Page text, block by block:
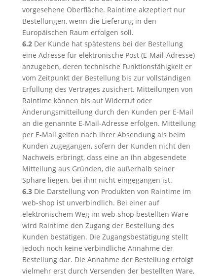
vorgesehene Oberfläche. Raintime akzeptiert nur
Bestellungen, wenn die Lieferung in den
Europäischen Raum erfolgen soll.
6.2Der Kunde hat spätestens bei der Bestellung
eine Adresse für elektronische Post (E-Mail-Adresse)
anzugeben, deren technische Funktionsfähigkeit er
vom Zeitpunkt der Bestellung bis zur vollständigen
Erfüllung des Vertrages zusichert. Mitteilungen von
Raintime können bis auf Widerruf oder
Änderungsmitteilung durch den Kunden per E-Mail
an die genannte E-Mail-Adresse erfolgen. Mitteilung
per E-Mail gelten nach ihrer Absendung als beim
Kunden zugegangen, sofern der Kunden nicht den
Nachweis erbringt, dass eine an ihn abgesendete
Mitteilung aus Gründen, die außerhalb seiner
Sphäre liegen, bei ihm nicht eingegangen ist.
6.3Die Darstellung von Produkten von Raintime im
web-shop ist unverbindlich. Bei einer auf
elektronischem Weg im web-shop bestellten Ware
wird Raintime den Zugang der Bestellung des
Kunden bestätigen. Die Zugangsbestätigung stellt
jedoch noch keine verbindliche Annahme der
Bestellung dar. Die Annahme der Bestellung erfolgt
vielmehr erst durch Versenden der bestellten Ware,